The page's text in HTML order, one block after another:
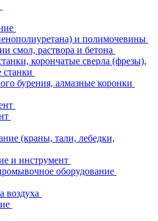
и полимочевины
смол, раствора и бетона
корончатые сверла (фрезы),
станки
бурения, алмазные коронки
(краны, тали, лебедки,
и инструмент
оборудование
воздуха